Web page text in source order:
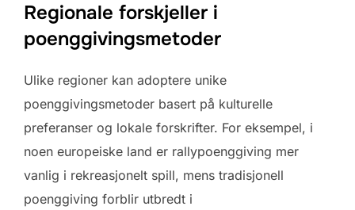
Regionale forskjeller i
poenggivingsmetoder
Ulike regioner kan adoptere unike
poenggivingsmetoder basert på kulturelle
preferanser og lokale forskrifter. For eksempel, i
noen europeiske land er rallypoenggiving mer
vanlig i rekreasjonelt spill, mens tradisjonell
poenggiving forblir utbredt i